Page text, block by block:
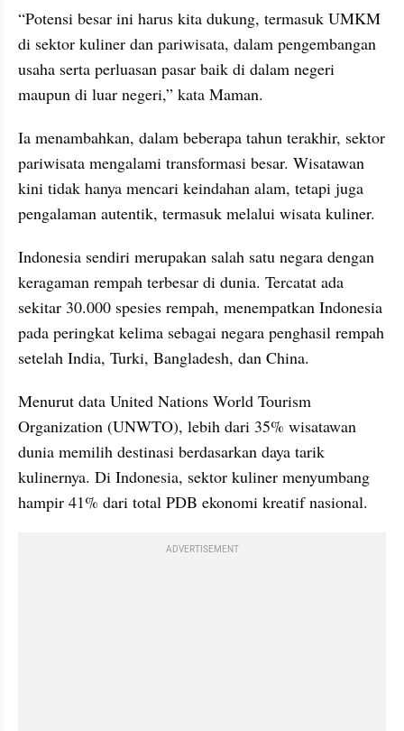
“Potensi besar ini harus kita dukung, termasuk UMKM
di sektor kuliner dan pariwisata, dalam pengembangan
usaha serta perluasan pasar baik di dalam negeri
maupun di luar negeri,” kata Maman.
Ia menambahkan, dalam beberapa tahun terakhir, sektor
pariwisata mengalami transformasi besar. Wisatawan
kini tidak hanya mencari keindahan alam, tetapi juga
pengalaman autentik, termasuk melalui wisata kuliner.
Indonesia sendiri merupakan salah satu negara dengan
keragaman rempah terbesar di dunia. Tercatat ada
sekitar 30.000 spesies rempah, menempatkan Indonesia
pada peringkat kelima sebagai negara penghasil rempah
setelah India, Turki, Bangladesh, dan China.
Menurut data United Nations World Tourism
Organization (UNWTO), lebih dari 35% wisatawan
dunia memilih destinasi berdasarkan daya tarik
kulinernya. Di Indonesia, sektor kuliner menyumbang
hampir 41% dari total PDB ekonomi kreatif nasional.
ADVERTISEMENT